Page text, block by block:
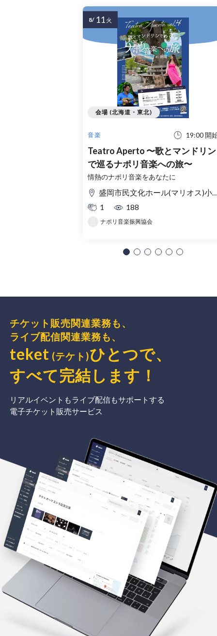
音楽 19:00 開
Teatro Aperto 〜歌とマンドリン
で巡るナポリ音楽への旅〜
情熱のナポリ音楽をあなたに
盛岡市民文化ホール(マリオス)小ホール
1
188
ナポリ音楽振興協会
会場 (北海道・東北)
8/ 11 火
チケット販売関連業務も、
ライブ配信関連業務も、
teket (テケト)ひとつで、
すべて完結 します ！
リアルイベントもライブ配信もサポートする
電子チケット販売サービス